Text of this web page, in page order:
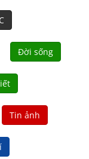
Đời sống
Tin ảnh